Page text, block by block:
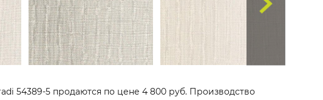
54389-5 продаются по цене 4 800 руб. Производство